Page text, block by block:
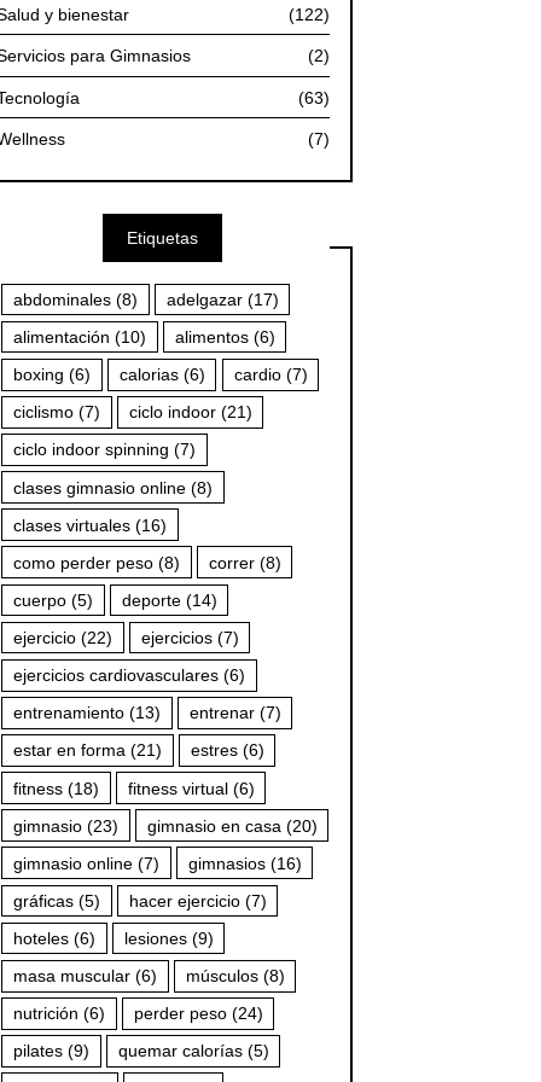
y bienestar (122)
para Gimnasios (2)
(63)
(7)
Etiquetas
abdominales(8) adelgazar(17)
alimentación (10) alimentos(6)
boxing (6) calorias(6) cardio(7)
ciclismo(7) ciclo indoor(21)
ciclo indoor spinning (7)
clases gimnasio online(8)
clases virtuales(16)
como perder peso(8) correr(8)
cuerpo(5) deporte(14)
ejercicio(22) ejercicios(7)
ejercicios cardiovasculares(6)
entrenamiento(13) entrenar(7)
estar en forma(21) estres(6)
fitness(18) fitness virtual(6)
gimnasio(23) gimnasio en casa (20)
gimnasio online(7) gimnasios(16)
gráficas(5) hacer ejercicio(7)
hoteles(6) lesiones(9)
masa muscular(6) músculos(8)
nutrición (6) perder peso(24)
pilates(9) quemar calorías(5)